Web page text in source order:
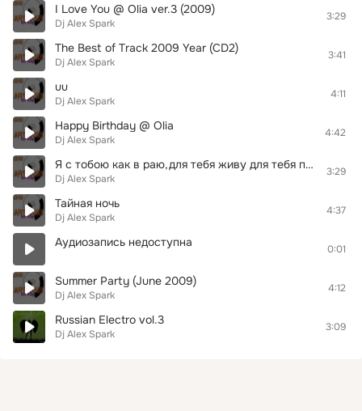
I Love You @ Olia ver.3 (2009)
Dj Alex Spark
3:29
The Best of Track 2009 Year (CD2)
Dj Alex Spark
3:41
uu
Dj Alex Spark
4:11
Happy Birthday @ Olia
Dj Alex Spark
4:42
Я с тобою как в раю,для тебя живу для тебя пою...:*
Dj Alex Spark
3:29
Тайная ночь
Dj Alex Spark
4:37
Аудиозапись недоступна 0:01
Summer Party (June 2009)
Dj Alex Spark
4:12
Russian Electro vol.3
Dj Alex Spark
3:09